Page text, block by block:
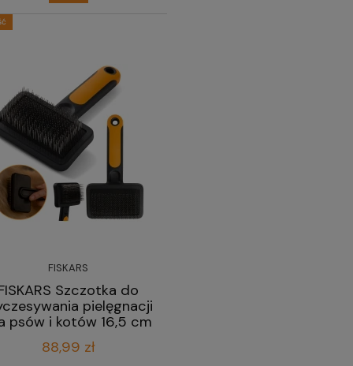
FISKARS
Szczotka do
pielęgnacji
psów i kotów 16,5 cm
88,99 zł